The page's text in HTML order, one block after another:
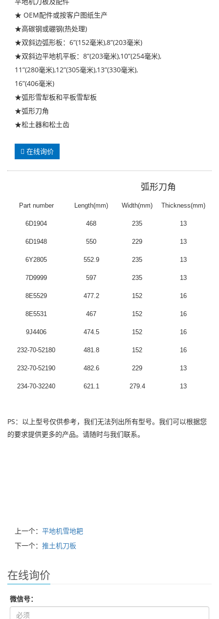
★ OEM配件或按客户图纸生产
★高碳钢或硼钢(热处理)
★双斜边弧形板：6”(152毫米),8”(203毫米)
★双斜边平地机平板：8”(203毫米),10”(254毫米),
11”(280毫米),12”(305毫米),13”(330毫米),
16”(406毫米)
★弧形雪犁板和平板雪犁板
★弧形刀角
★松土器和松土齿
在线询价
弧形刀角
Part number Length(mm) Width(mm) Thickness(mm)
6D1904 468 235 13
6D1948 550 229 13
6Y2805 552.9 235 13
7D9999 597 235 13
8E5529 477.2 152 16
8E5531 467 152 16
9J4406 474.5 152 16
232-70-52180 481.8 152 16
232-70-52190 482.6 229 13
234-70-32240 621.1 279.4 13
PS：以上型号仅供参考，我们无法列出所有型号。我们可以根据您
的要求提供更多的产品。请随时与我们联系。
上一个： 平地机雪地耙
下一个： 推土机刀板
在线询价
微信号：